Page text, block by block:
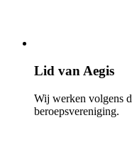
Lid van Aegis
Wij werken volgens
beroepsvereniging.